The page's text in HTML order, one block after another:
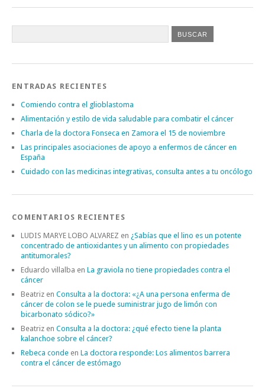
ENTRADAS RECIENTES
Comiendo contra el glioblastoma
Alimentación y estilo de vida saludable para combatir el cáncer
Charla de la doctora Fonseca en Zamora el 15 de noviembre
Las principales asociaciones de apoyo a enfermos de cáncer en
España
Cuidado con las medicinas integrativas, consulta antes a tu oncólogo
COMENTARIOS RECIENTES
LUDIS MARYE LOBO ALVAREZ en ¿Sabías que el lino es un potente
concentrado de antioxidantes y un alimento con propiedades
antitumorales?
Eduardo villalba en La graviola no tiene propiedades contra el
cáncer
Beatriz en Consulta a la doctora: «¿A una persona enferma de
cáncer de colon se le puede suministrar jugo de limón con
bicarbonato sódico?»
Beatriz en Consulta a la doctora: ¿qué efecto tiene la planta
kalanchoe sobre el cáncer?
Rebeca conde en La doctora responde: Los alimentos barrera
contra el cáncer de estómago